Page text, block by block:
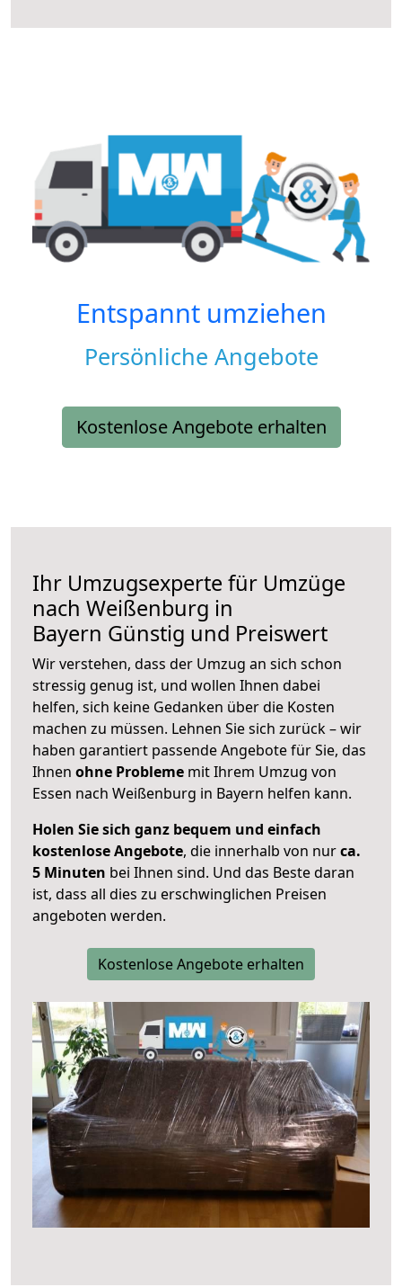
Entspannt umziehen
Persönliche Angebote
Kostenlose Angebote erhalten
Ihr Umzugsexperte für Umzüge
nach Weißenburg in
Bayern Günstig und Preiswert
Wir verstehen, dass der Umzug an sich schon
stressig genug ist, und wollen Ihnen dabei
helfen, sich keine Gedanken über die Kosten
machen zu müssen. Lehnen Sie sich zurück – wir
haben garantiert passende Angebote für Sie, das
Ihnen ohne Probleme mit Ihrem Umzug von
Essen nach Weißenburg in Bayern helfen kann.
Holen Sie sich ganz bequem und einfach
kostenlose Angebote, die innerhalb von nurca.
5 Minuten bei Ihnen sind. Und das Beste daran
ist, dass all dies zu erschwinglichen Preisen
angeboten werden.
Kostenlose Angebote erhalten